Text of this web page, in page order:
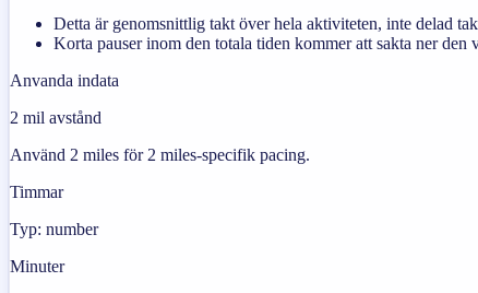
Detta är genomsnittlig takt över hela aktiviteten, inte delad
Korta pauser inom den totala tiden kommer att sakta ner den
Anvanda indata
2 mil avstånd
Använd 2 miles för 2 miles-specifik pacing.
Timmar
Typ: number
Minuter